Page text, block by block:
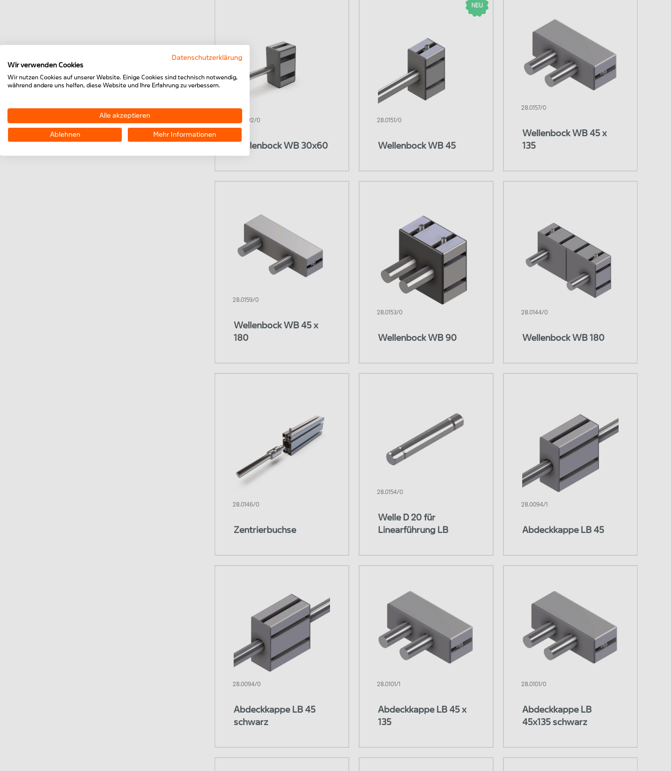
28.0392/0
Wellenbock WB 30x60
28.0151/0
Wellenbock WB 45
NEU
28.0157/0
Wellenbock WB 45 x
135
28.0159/0
Wellenbock WB 45 x
180
28.0153/0
Wellenbock WB 90
28.0144/0
Wellenbock WB 180
28.0146/0
Zentrierbuchse
28.0154/0
Welle D 20 für
Linearführung LB
28.0094/1
Abdeckkappe LB 45
28.0094/0
Abdeckkappe LB 45
schwarz
28.0101/1
Abdeckkappe LB 45 x
135
28.0101/0
Abdeckkappe LB
45x135 schwarz
Datenschutzerklärung
Wir verwenden Cookies
Wir nutzen Cookies auf unserer Website. Einige Cookies sind technisch notwendig,
während andere uns helfen, diese Website und Ihre Erfahrung zu verbessern.
Alle akzeptieren
Ablehnen Mehr Informationen